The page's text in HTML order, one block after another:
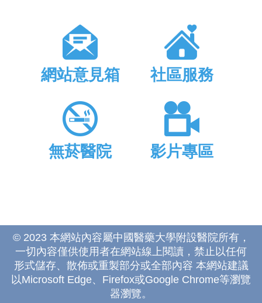
網站意見箱 社區服務
無菸醫院 影片專區
© 2023 本網站內容屬中國醫藥大學附設醫院所有，
一切內容僅供使用者在網站線上閱讀，禁止以任何
形式儲存、散佈或重製部分或全部內容 本網站建議
以Microsoft Edge、Firefox或Google Chrome等瀏覽
器瀏覽。